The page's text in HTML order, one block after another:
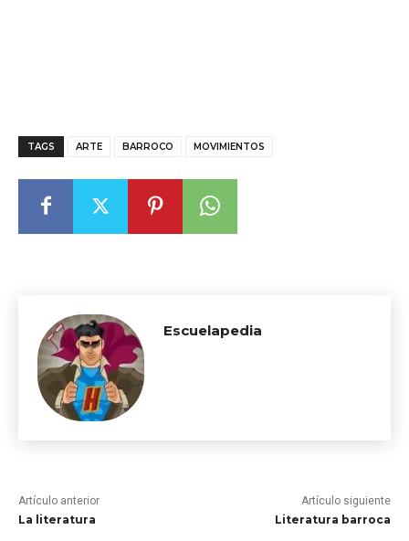
TAGS ARTE BARROCO MOVIMIENTOS
Escuelapedia
Artículo anterior
La literatura
Artículo siguiente
Literatura barroca